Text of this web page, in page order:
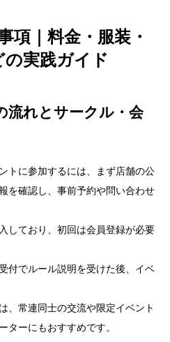
項｜料金・服装・
実践ガイド
流れとサークル・会
トに参加するには、まず店舗の公
を確認し、事前予約や問い合わせ
しており、初回は会員登録が必要
付でルール説明を受けた後、イベ
、常連同士の交流や限定イベント
ターにもおすすめです。